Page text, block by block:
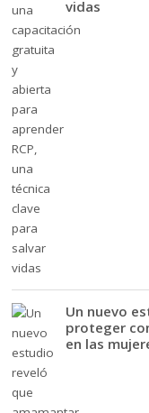
vidas
Un nuevo
proteger
en las